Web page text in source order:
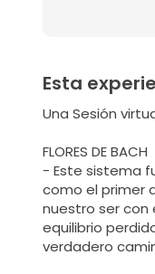
Esta
Una Sesión
FLORES DE BACH
- Este sistema
como el primer
nuestro ser con
equilibrio
verdadero